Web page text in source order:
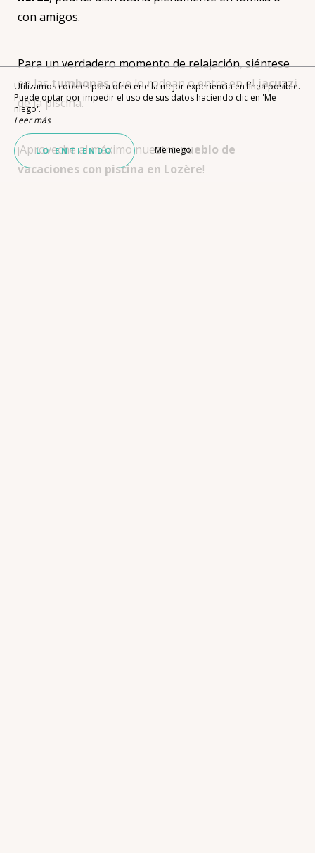
con amigos.
Para un verdadero momento de relajación, siéntese
en lastumbonasque lo rodean o entre en eljacuzzi
de la piscina.
¡Aproveche al máximo nuestropueblo de
vacaciones con piscina en Lozère!
Utilizamos cookies para ofrecerle la mejor experiencia en línea posible.
Puede optar por impedir el uso de sus datos haciendo clic en 'Me
niego'.
Leer más
LO ENTIENDO Me niego